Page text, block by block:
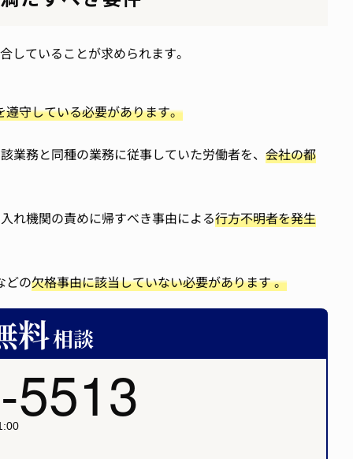
ていることが求められます。
遵守している必要があります。
務と同種の業務に従事していた労働者を、 会社の都
れ機関の責めに帰すべき事由による行方不明者を発生
どの欠格事由に該当していない必要があります 。
5513